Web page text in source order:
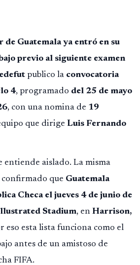
de Guatemala ya entró en su
previo al siguiente examen
publico la convocatoria
4, programado del 25 de mayo
, con una nomina de 19
que dirige Luis Fernando
entiende aislado. La misma
que Guatemala
Checa el jueves 4 de junio de
Stadium, en Harrison,
eso esta lista funciona como el
antes de un amistoso de
FIFA.